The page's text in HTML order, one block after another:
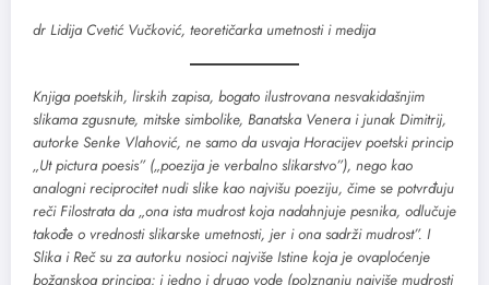
dr Lidija Cvetić Vučković, teoretičarka umetnosti i medija
Knjiga poetskih, lirskih zapisa, bogato ilustrovana nesvakidašnjim
slikama zgusnute, mitske simbolike, Banatska Venera i junak Dimitrij,
autorke Senke Vlahović, ne samo da usvaja Horacijev poetski princip
„Ut pictura poesis” („poezija je verbalno slikarstvo”), nego kao
analogni reciprocitet nudi slike kao najvišu poeziju, čime se potvrđuju
reči Filostrata da „ona ista mudrost koja nadahnjuje pesnika, odlučuje
takođe o vrednosti slikarske umetnosti, jer i ona sadrži mudrost”. I
Slika i Reč su za autorku nosioci najviše Istine koja je ovaploćenje
božanskog principa; i jedno i drugo vode (po)znanju najviše mudrosti